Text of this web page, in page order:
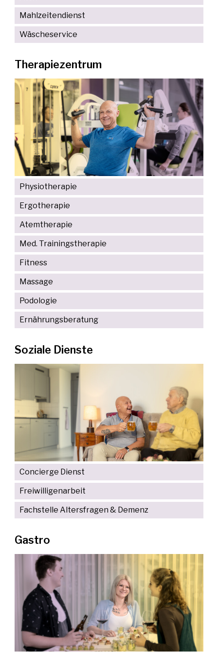
Mahlzeitendienst
Wäscheservice
Therapiezentrum
Physiotherapie
Ergotherapie
Atemtherapie
Med. Trainingstherapie
Fitness
Massage
Podologie
Ernährungsberatung
Soziale Dienste
Concierge Dienst
Freiwilligenarbeit
Fachstelle Altersfragen & Demenz
Gastro